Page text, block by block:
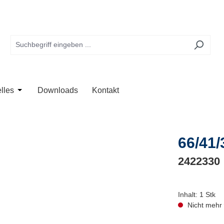
Kategorie Anwendung
das Dropdown der Kategorie Unternehmen
Öffne oder Schließe das Dropdown der Kategorie Aktuelles
Downloads Kontakt
66/41/
2422330
Inhalt: 1 Stk
Nicht